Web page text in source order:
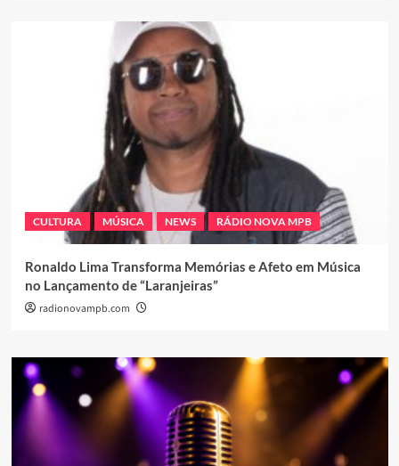
CULTURA MÚSICA NEWS RÁDIO NOVA MPB
Ronaldo Lima Transforma Memórias e Afeto em Música
no Lançamento de “Laranjeiras”
radionovampb.com